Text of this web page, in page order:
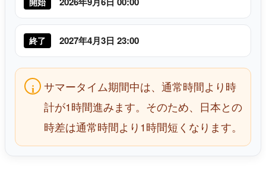
終了 2027年4月3日 23:00
サマータイム期間中は、通常時間より時
計が1時間進みます。そのため、日本との
時差は通常時間より1時間短くなります。